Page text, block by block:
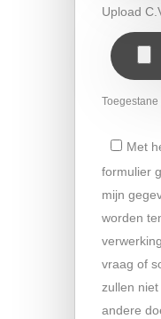
Upload
Toegestane
Met
formulier
mijn
worden
vraag of
zullen
andere